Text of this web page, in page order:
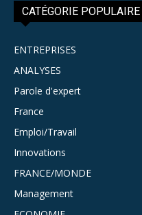
CATÉGORIE POPULAIRE
ENTREPRISES
ANALYSES
Parole d'expert
France
Emploi/Travail
Innovations
FRANCE/MONDE
Management